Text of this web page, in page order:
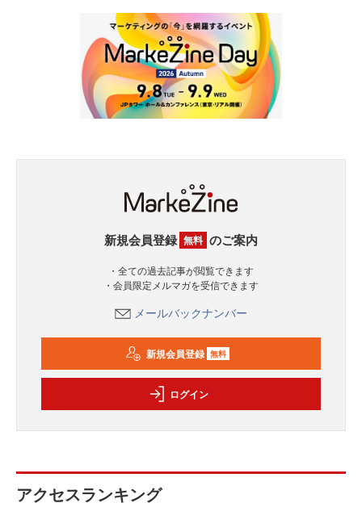
新規会員登録 無料 のご案内
・全ての過去記事が閲覧できます
・会員限定メルマガを受信できます
メールバックナンバー
新規会員登録 無料
ログイン
アクセスランキング